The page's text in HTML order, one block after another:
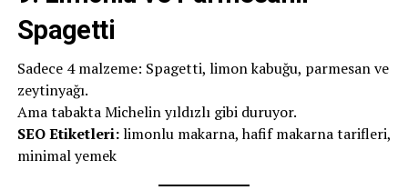
Spagetti
Sadece 4 malzeme: Spagetti, limon kabuğu, parmesan ve
zeytinyağı.
Ama tabakta Michelin yıldızlı gibi duruyor.
SEO Etiketleri:limonlu makarna, hafif makarna tarifleri,
minimal yemek